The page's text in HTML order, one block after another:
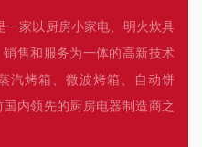
一家以厨房小家电、明火炊具
售和服务为一体的高新技术
汽烤箱、微波烤箱、自动饼
内领先的厨房电器制造商之